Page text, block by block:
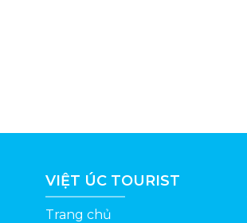
VIỆT ÚC TOURIST
Trang chủ